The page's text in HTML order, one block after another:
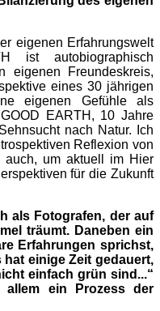
eigenen Erfahrungswelt
ist autobiographisch
eigenen Freundeskreis,
eines 30 jährigen
eigenen Gefühle als
EARTH, 10 Jahre
nach Natur. Ich
Reflexion von
auch, um aktuell im Hier
für die Zukunft
als Fotografen, der auf
träumt. Daneben ein
Erfahrungen sprichst,
einige Zeit gedauert,
einfach grün sind...“
ein Prozess der